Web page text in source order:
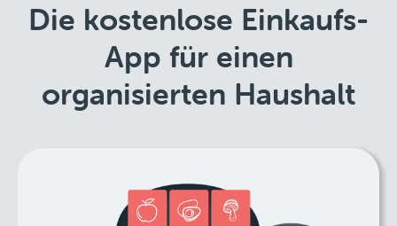
Die kostenlose Einkaufs-
App für einen
organisierten Haushalt